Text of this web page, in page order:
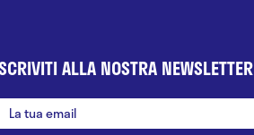
ALLA NOSTRA NEWSLETTER